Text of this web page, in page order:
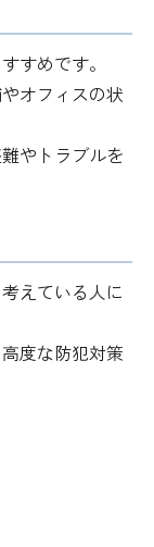
すめです。
オフィスの状
やトラブルを
えている人に
度な防犯対策